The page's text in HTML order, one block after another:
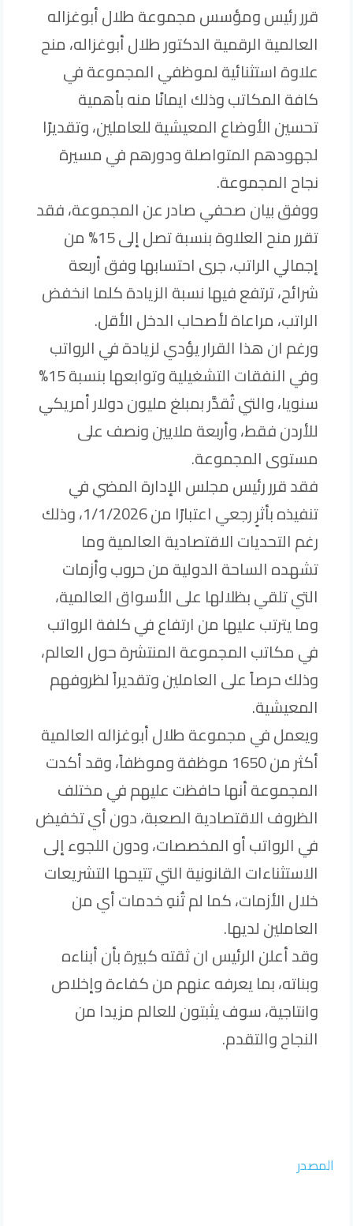
قرر رئيس ومؤسس مجموعة طلال أبوغزاله
العالمية الرقمية الدكتور طلال أبوغزاله، منح
علاوة استثنائية لموظفي المجموعة في
كافة المكاتب وذلك ايمانًا منه بأهمية
تحسين الأوضاع المعيشية للعاملين، وتقديرًا
لجهودهم المتواصلة ودورهم في مسيرة
نجاح المجموعة.
ووفق بيان صحفي صادر عن المجموعة، فقد
تقرر منح العلاوة بنسبة تصل إلى 15% من
إجمالي الراتب، جرى احتسابها وفق أربعة
شرائح، ترتفع فيها نسبة الزيادة كلما انخفض
الراتب، مراعاة لأصحاب الدخل الأقل.
ورغم ان هذا القرار يؤدي لزيادة في الرواتب
وفي النفقات التشغيلية وتوابعها بنسبة 15%
سنويا، والتي تُقدَّر بمبلغ مليون دولار أمريكي
للأردن فقط، وأربعة ملايين ونصف على
مستوى المجموعة.
فقد قرر رئيس مجلس الإدارة المضي في
تنفيذه بأثرٍ رجعي اعتبارًا من 1/1/2026، وذلك
رغم التحديات الاقتصادية العالمية وما
تشهده الساحة الدولية من حروب وأزمات
التي تلقي بظلالها على الأسواق العالمية،
وما يترتب عليها من ارتفاع في كلفة الرواتب
في مكاتب المجموعة المنتشرة حول العالم،
وذلك حرصاً على العاملين وتقديراً لظروفهم
المعيشية.
ويعمل في مجموعة طلال أبوغزاله العالمية
أكثر من 1650 موظفة وموظفاً، وقد أكدت
المجموعة أنها حافظت عليهم في مختلف
الظروف الاقتصادية الصعبة، دون أي تخفيض
في الرواتب أو المخصصات، ودون اللجوء إلى
الاستثناءات القانونية التي تتيحها التشريعات
خلال الأزمات، كما لم تُنهِ خدمات أي من
العاملين لديها.
وقد أعلن الرئيس ان ثقته كبيرة بأن أبناءه
وبناته، بما يعرفه عنهم من كفاءة وإخلاص
وانتاجية، سوف يثبتون للعالم مزيدا من
النجاح والتقدم.
المصدر